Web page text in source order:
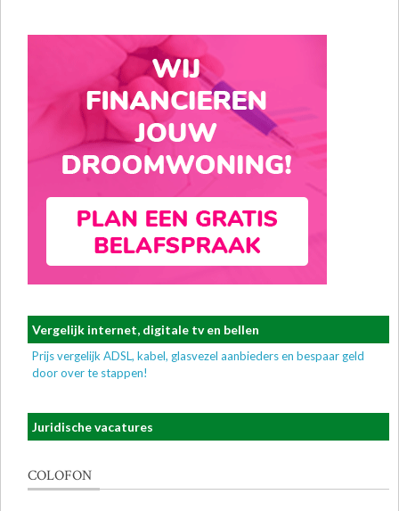
Vergelijk internet, digitale tv en bellen
Prijs vergelijk ADSL, kabel, glasvezel aanbieders en bespaar geld
door over te stappen!
Juridische vacatures
COLOFON